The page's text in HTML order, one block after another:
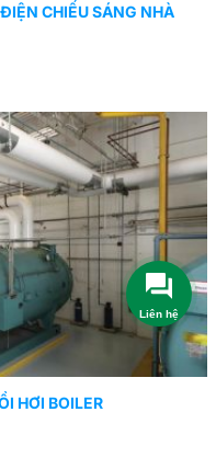
CHIẾU SÁNG NHÀ
HƠI BOILER